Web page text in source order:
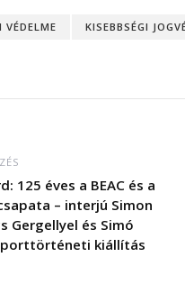
VÉDELME KISEBBSÉGI
125 éves a BEAC és a
– interjú Simon
Gergellyel és Simó
kiállítás